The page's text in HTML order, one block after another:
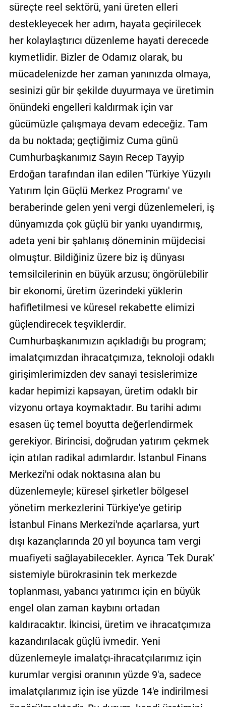
süreçte reel sektörü, yani üreten elleri
destekleyecek her adım, hayata geçirilecek
her kolaylaştırıcı düzenleme hayati derecede
kıymetlidir. Bizler de Odamız olarak, bu
mücadelenizde her zaman yanınızda olmaya,
sesinizi gür bir şekilde duyurmaya ve üretimin
önündeki engelleri kaldırmak için var
gücümüzle çalışmaya devam edeceğiz. Tam
da bu noktada; geçtiğimiz Cuma günü
Cumhurbaşkanımız Sayın Recep Tayyip
Erdoğan tarafından ilan edilen 'Türkiye Yüzyılı
Yatırım İçin Güçlü Merkez Programı' ve
beraberinde gelen yeni vergi düzenlemeleri, iş
dünyamızda çok güçlü bir yankı uyandırmış,
adeta yeni bir şahlanış döneminin müjdecisi
olmuştur. Bildiğiniz üzere biz iş dünyası
temsilcilerinin en büyük arzusu; öngörülebilir
bir ekonomi, üretim üzerindeki yüklerin
hafifletilmesi ve küresel rekabette elimizi
güçlendirecek teşviklerdir.
Cumhurbaşkanımızın açıkladığı bu program;
imalatçımızdan ihracatçımıza, teknoloji odaklı
girişimlerimizden dev sanayi tesislerimize
kadar hepimizi kapsayan, üretim odaklı bir
vizyonu ortaya koymaktadır. Bu tarihi adımı
esasen üç temel boyutta değerlendirmek
gerekiyor. Birincisi, doğrudan yatırım çekmek
için atılan radikal adımlardır. İstanbul Finans
Merkezi'ni odak noktasına alan bu
düzenlemeyle; küresel şirketler bölgesel
yönetim merkezlerini Türkiye'ye getirip
İstanbul Finans Merkezi'nde açarlarsa, yurt
dışı kazançlarında 20 yıl boyunca tam vergi
muafiyeti sağlayabilecekler. Ayrıca 'Tek Durak'
sistemiyle bürokrasinin tek merkezde
toplanması, yabancı yatırımcı için en büyük
engel olan zaman kaybını ortadan
kaldıracaktır. İkincisi, üretim ve ihracatçımıza
kazandırılacak güçlü ivmedir. Yeni
düzenlemeyle imalatçı-ihracatçılarımız için
kurumlar vergisi oranının yüzde 9'a, sadece
imalatçılarımız için ise yüzde 14'e indirilmesi